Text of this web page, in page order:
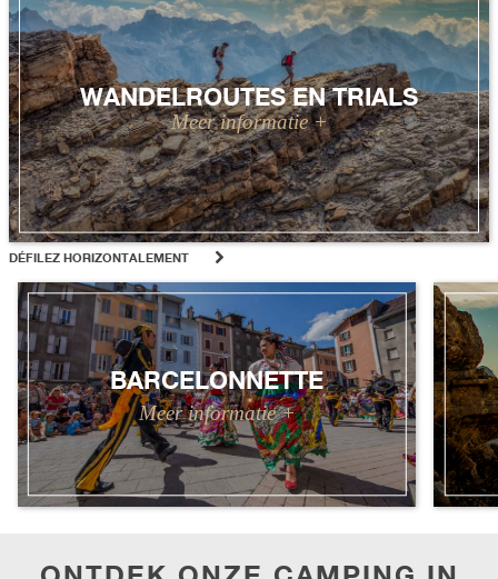
WANDELROUTES EN TRIALS
DÉFILEZ HORIZONTALEMENT
BARCELONNETTE